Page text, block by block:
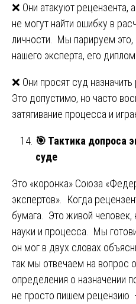
❌ Они атакуют рецензента,
не могут найти ошибку в
личности. Мы парируем это,
нашего эксперта, его
❌ Они просят суд
Это допустимо, но часто
затягивание процесса и
🎯 Тактика допроса
суде
Это «коронка» Союза
экспертов». Когда
бумага. Это живой человек,
науки и процесса. Мы
он мог в двух словах
так мы отвечаем на вопрос
определения о назначении
не просто пишем